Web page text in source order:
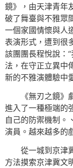
鏡》，由天津青年
破了舞臺與不雅眾
一個家國情懷與人
表演形式，遭到很
該團團長程悅說：
法，在守正立異中
新的不雅演體驗中
《無刃之鏡
進入了一種極端的
自己的防禦機制。
演員。越來越多的
從一城到京津
方法摸索京津冀文